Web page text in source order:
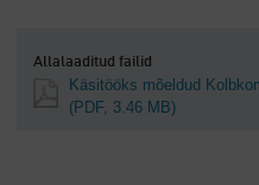
Allalaaditud failid
Käsitööks mõeldud
(PDF, 3.46 MB)